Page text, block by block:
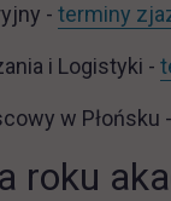
- terminy
i Logistyki -
w Płońsku -
roku